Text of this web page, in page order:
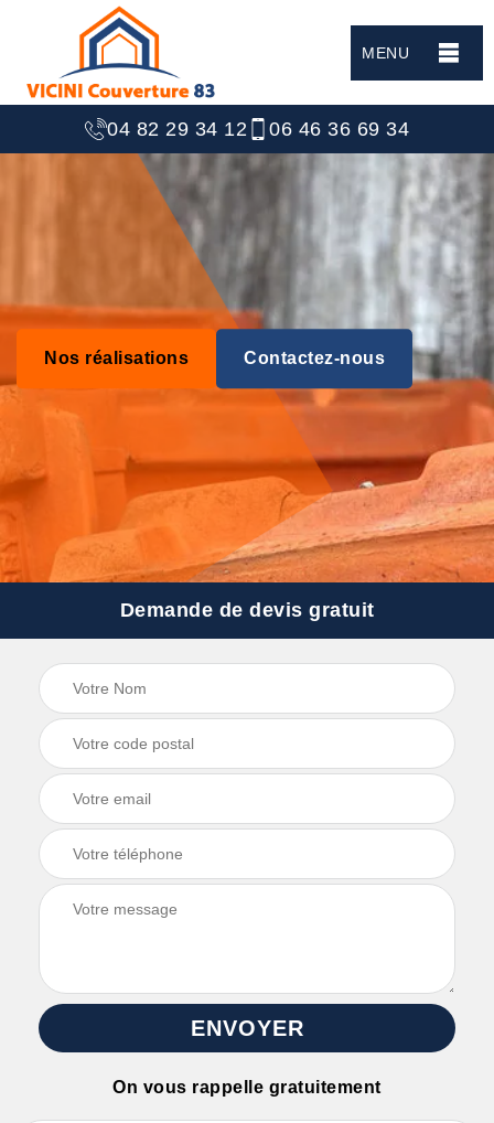
MENU
04 82 29 34 12 06 46 36 69 34
Nos réalisations Contactez-nous
Demande de devis gratuit
On vous rappelle gratuitement